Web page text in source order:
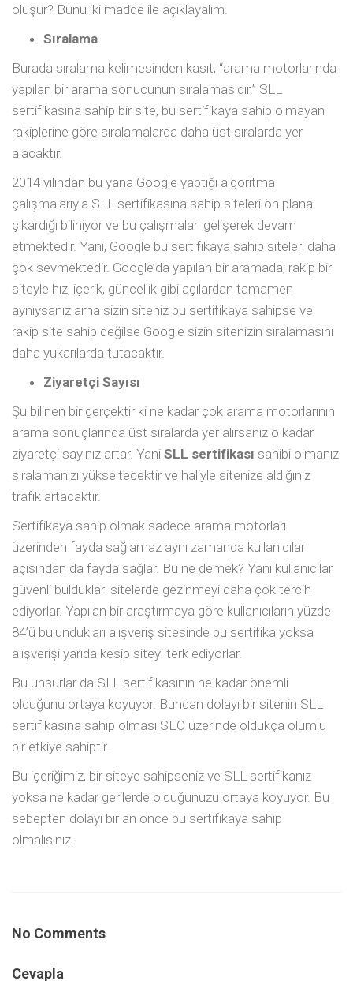
oluşur? Bunu iki madde ile açıklayalım.
Sıralama
Burada sıralama kelimesinden kasıt; “arama motorlarında
yapılan bir arama sonucunun sıralamasıdır.” SLL
sertifikasına sahip bir site, bu sertifikaya sahip olmayan
rakiplerine göre sıralamalarda daha üst sıralarda yer
alacaktır.
2014 yılından bu yana Google yaptığı algoritma
çalışmalarıyla SLL sertifikasına sahip siteleri ön plana
çıkardığı biliniyor ve bu çalışmaları gelişerek devam
etmektedir. Yani, Google bu sertifikaya sahip siteleri daha
çok sevmektedir. Google’da yapılan bir aramada; rakip bir
siteyle hız, içerik, güncellik gibi açılardan tamamen
aynıysanız ama sizin siteniz bu sertifikaya sahipse ve
rakip site sahip değilse Google sizin sitenizin sıralamasını
daha yukarılarda tutacaktır.
Ziyaretçi Sayısı
Şu bilinen bir gerçektir ki ne kadar çok arama motorlarının
arama sonuçlarında üst sıralarda yer alırsanız o kadar
ziyaretçi sayınız artar. Yani SLL sertifikası sahibi olmanız
sıralamanızı yükseltecektir ve haliyle sitenize aldığınız
trafik artacaktır.
Sertifikaya sahip olmak sadece arama motorları
üzerinden fayda sağlamaz aynı zamanda kullanıcılar
açısından da fayda sağlar. Bu ne demek? Yani kullanıcılar
güvenli buldukları sitelerde gezinmeyi daha çok tercih
ediyorlar. Yapılan bir araştırmaya göre kullanıcıların yüzde
84’ü bulundukları alışveriş sitesinde bu sertifika yoksa
alışverişi yarıda kesip siteyi terk ediyorlar.
Bu unsurlar da SLL sertifikasının ne kadar önemli
olduğunu ortaya koyuyor. Bundan dolayı bir sitenin SLL
sertifikasına sahip olması SEO üzerinde oldukça olumlu
bir etkiye sahiptir.
Bu içeriğimiz, bir siteye sahipseniz ve SLL sertifikanız
yoksa ne kadar gerilerde olduğunuzu ortaya koyuyor. Bu
sebepten dolayı bir an önce bu sertifikaya sahip
olmalısınız.
No Comments
Cevapla